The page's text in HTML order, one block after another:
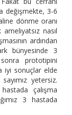
değişmekte, 3-6
dönme oranı
nasıl
ardından
bünyesinde 3
prototipini
iyi sonuçlar elde
yetersiz.
çalışma
3 hastada